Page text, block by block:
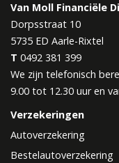
Van Moll Financiële
Dorpsstraat 10
5735 ED Aarle-Rixtel
T 0492 381 399
We zijn telefonisch
9.00 tot 12.30 uur en
Verzekeringen
Autoverzekering
Bestelautoverzekering